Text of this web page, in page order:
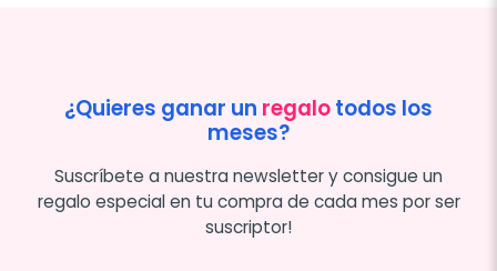
¿Quieres ganar un regalotodos los
meses?
Suscríbete a nuestra newsletter y consigue un
regalo especial en tu compra de cada mes por ser
suscriptor!